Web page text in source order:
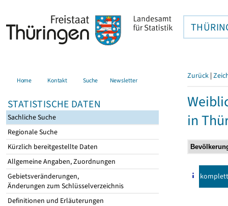
Home Kontakt Suche Newsletter
STATISTISCHE DATEN
Sachliche Suche
Regionale Suche
Kürzlich bereitgestellte Daten
Allgemeine Angaben, Zuordnungen
Gebietsveränderungen,
Änderungen zum Schlüsselverzeichnis
Definitionen und Erläuterungen
Zurück |
in
komplett